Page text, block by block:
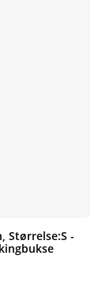
Størrelse:S -